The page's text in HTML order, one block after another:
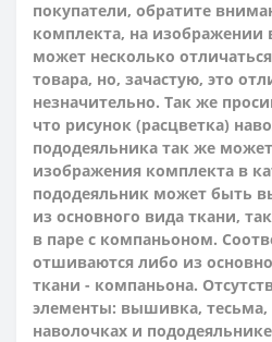
покупатели, обратите
комплекта, на изображении
может несколько
товара, но, зачастую, это
незначительно. Так же
что рисунок (расцветка)
пододеяльника так же
изображения комплекта в
пододеяльник может быть
из основного вида ткани,
в паре с компаньоном.
отшиваются либо из
ткани - компаньона.
элементы: вышивка,
наволочках и